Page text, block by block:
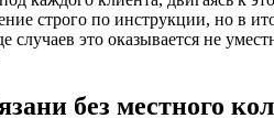
строго по инструкции, но в
это оказывается не
без местного